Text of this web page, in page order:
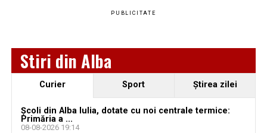
Jaf de peste 300.000 de euro, la Teiuș. Familia
păgubită susține că ancheta bate pasul pe loc, la
aproape o lună de la spargere
Locuri de muncă în Sântimbru, disponibile la 4
august 2026. AJOFM Alba a publicat lista posturilor
vacante
PUBLICITATE
Stiri din Alba
Curier Sport Ştirea zilei
Școli din Alba Iulia, dotate cu noi centrale termice:
Primăria a ...
08-08-2026 19:14